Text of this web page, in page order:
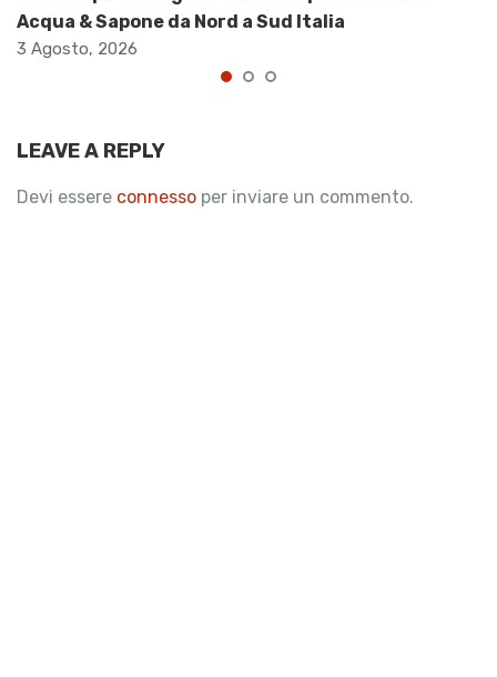
Acqua & Sapone da Nord a Sud Italia
3 Agosto, 2026
LEAVE A REPLY
Devi essere connesso per inviare un commento.